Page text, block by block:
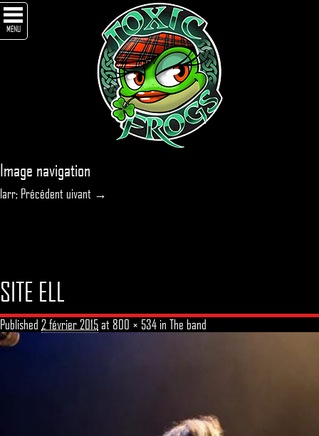
MENU
Image navigation
larr; Précédent uivant →
SITE ELL
Published 2 février 2015 at 800 × 534 in The band